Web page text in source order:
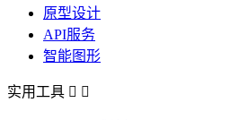
原型设计
API服务
智能图形
实用工具  